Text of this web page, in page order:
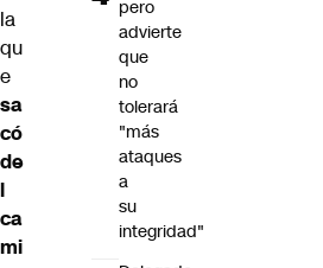
la
qu
e
sa
có
de
l
ca
mi
pero
advierte
que
no
tolerará
"más
ataques
a
su
integridad"